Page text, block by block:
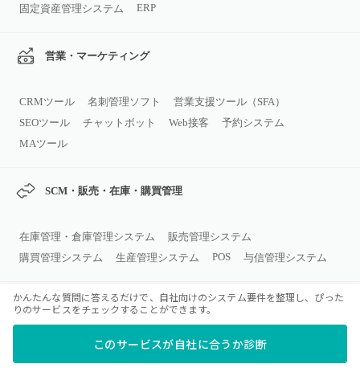
固定資産管理システム
ERP
営業・マーケティング
CRMツール 名刺管理ソフト
営業支援ツール（SFA）
SEOツール
チャットボット Web接客
予約システム
MAツール
SCM・販売・在庫・購買管理
在庫管理・倉庫管理システム
販売管理システム
購買管理システム
生産管理システム POS 与信管理システム
コミュニケーション・コラボレーシ
ビジネスチャット グループウェア Web会議システム
かんたんな質問に答えるだけで、自社向けのシステム要件を整理し、ぴった
りのサービスをチェックすることができます。
このサービスが自社に合うか診断